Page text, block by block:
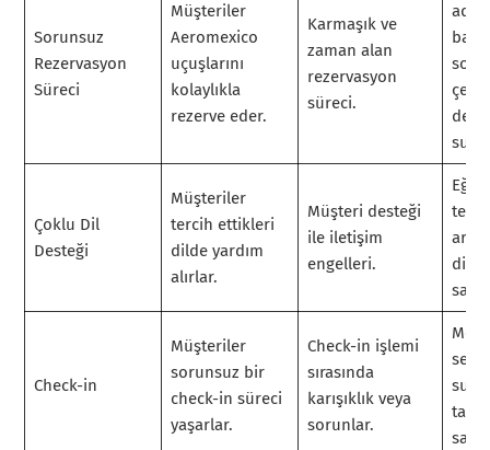
Sorunsuz
Rezervasyon
Süreci
Müşteriler
Aeromexico
uçuşlarını
kolaylıkla
rezerve eder.
Karmaşık ve
zaman alan
rezervasyon
süreci.
Çoklu Dil
Desteği
Müşteriler
tercih ettikleri
dilde yardım
alırlar.
Müşteri desteği
ile iletişim
engelleri.
dilli
Check-in
Müşteriler
sorunsuz bir
check-in süreci
yaşarlar.
Check-in işlemi
sırasında
karışıklık veya
sorunlar.